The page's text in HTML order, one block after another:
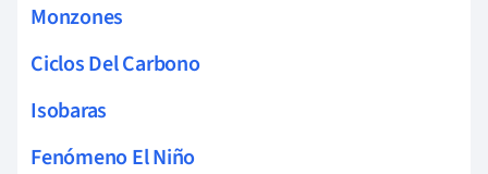
Monzones
Ciclos Del Carbono
Isobaras
Fenómeno El Niño